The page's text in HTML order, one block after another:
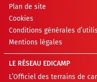
Plan de site
Cookies
Conditions générales
Mentions légales
LE RÉSEAU EDICAMP
L’Officiel des terrains de